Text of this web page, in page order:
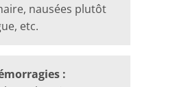
nausées plutôt
etc.
: